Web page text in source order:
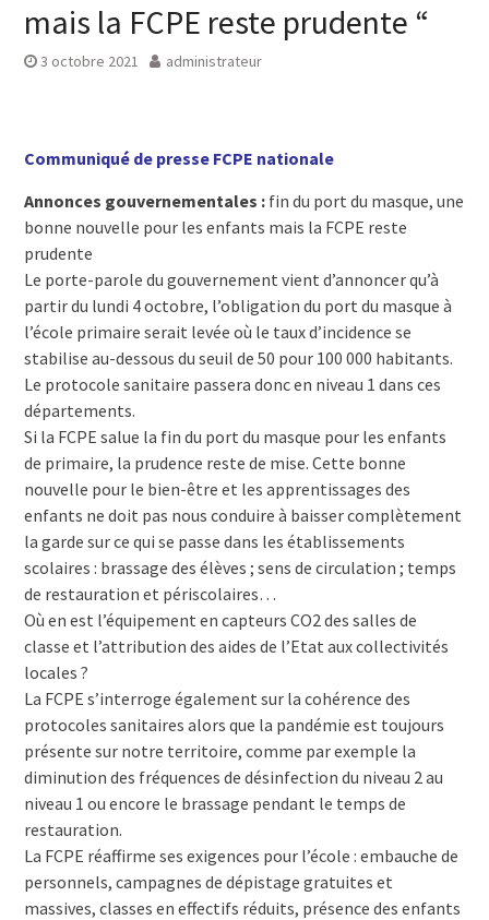
mais la FCPE reste prudente “
3 octobre 2021 administrateur
Communiqué de presse FCPE nationale
Annonces gouvernementales :fin du port du masque, une
bonne nouvelle pour les enfants mais la FCPE reste
prudente
Le porte-parole du gouvernement vient d’annoncer qu’à
partir du lundi 4 octobre, l’obligation du port du masque à
l’école primaire serait levée où le taux d’incidence se
stabilise au-dessous du seuil de 50 pour 100 000 habitants.
Le protocole sanitaire passera donc en niveau 1 dans ces
départements.
Si la FCPE salue la fin du port du masque pour les enfants
de primaire, la prudence reste de mise. Cette bonne
nouvelle pour le bien-être et les apprentissages des
enfants ne doit pas nous conduire à baisser complètement
la garde sur ce qui se passe dans les établissements
scolaires : brassage des élèves ; sens de circulation ; temps
de restauration et périscolaires…
Où en est l’équipement en capteurs CO2 des salles de
classe et l’attribution des aides de l’Etat aux collectivités
locales ?
La FCPE s’interroge également sur la cohérence des
protocoles sanitaires alors que la pandémie est toujours
présente sur notre territoire, comme par exemple la
diminution des fréquences de désinfection du niveau 2 au
niveau 1 ou encore le brassage pendant le temps de
restauration.
La FCPE réaffirme ses exigences pour l’école : embauche de
personnels, campagnes de dépistage gratuites et
massives, classes en effectifs réduits, présence des enfants